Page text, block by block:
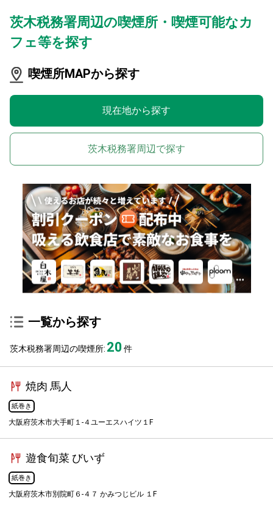
茨木税務署周辺の喫煙所・喫煙可能なカ
フェ等を探す
喫煙所MAPから探す
現在地から探す
茨木税務署周辺で探す
一覧から探す
茨木税務署周辺の喫煙所: 20件
焼肉 馬人
紙巻き
大阪府茨木市大手町１-４ユーエスハイツ１F
遊食旬菜 びいず
紙巻き
大阪府茨木市別院町６-４７ かみつじビル １F